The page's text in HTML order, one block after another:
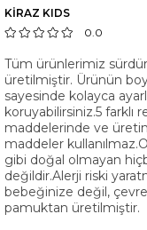
KİRAZ KIDS
0.0
Tüm ürünlerimiz
üretilmiştir. Ürünün
sayesinde kolayca
koruyabilirsiniz.5
maddelerinde ve
maddeler
gibi doğal olmayan
değildir.Alerji riski
bebeğinize değil,
pamuktan üretilmiştir.